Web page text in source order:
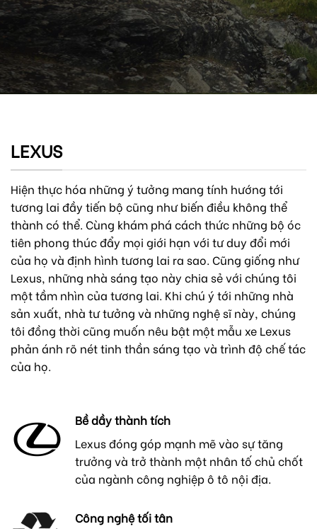
LEXUS
Hiện thực hóa những ý tưởng mang tính hướng tới
tương lai đầy tiến bộ cũng như biến điều không thể
thành có thể. Cùng khám phá cách thức những bộ óc
tiên phong thúc đẩy mọi giới hạn với tư duy đổi mới
của họ và định hình tương lai ra sao. Cũng giống như
Lexus, những nhà sáng tạo này chia sẻ với chúng tôi
một tầm nhìn của tương lai. Khi chú ý tới những nhà
sản xuất, nhà tư tưởng và những nghệ sĩ này, chúng
tôi đồng thời cũng muốn nêu bật một mẫu xe Lexus
phản ánh rõ nét tinh thần sáng tạo và trình độ chế tác
của họ.
Bề dầy thành tích
Lexus đóng góp mạnh mẽ vào sự tăng
trưởng và trở thành một nhân tố chủ chốt
của ngành công nghiệp ô tô nội địa.
Công nghệ tối tân